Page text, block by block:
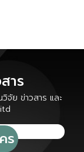
าร
จัย ข่าวสาร และ